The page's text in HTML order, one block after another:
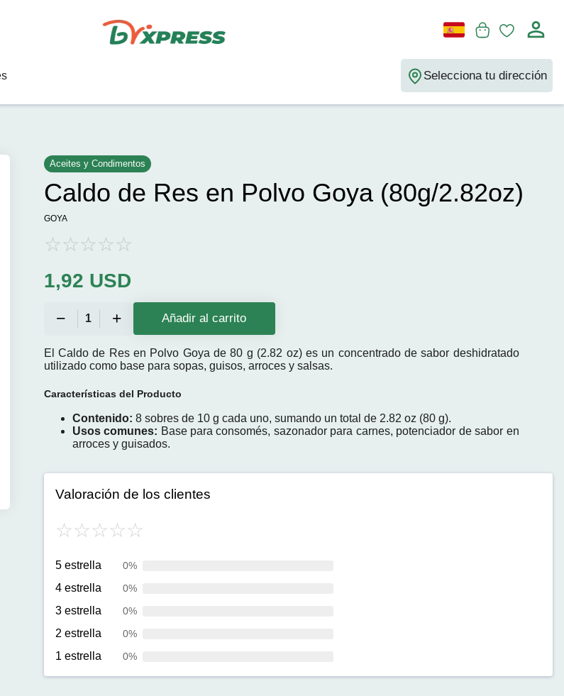
Selecciona tu dirección
Aceites y Condimentos
Caldo de Res en Polvo Goya (80g/2.82oz)
GOYA
1,92 USD
Añadir al carrito
ElCaldo de Res en Polvo Goya de 80 g (2.82 oz) es un concentrado de sabor deshidratado
utilizado como base para sopas, guisos, arroces y salsas.
Características del Producto
Contenido: 8 sobres de 10 g cada uno, sumando un total de 2.82 oz (80 g).
Usos comunes: Base para consomés, sazonador para carnes, potenciador de sabor en
arroces y guisados.
Valoración de los clientes
5 estrella 0%
4 estrella 0%
3 estrella 0%
2 estrella 0%
1 estrella 0%